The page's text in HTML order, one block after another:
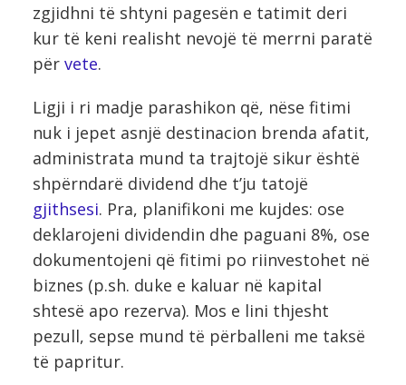
zgjidhni të shtyni pagesën e tatimit deri
kur të keni realisht nevojë të merrni paratë
për vete.
Ligji i ri madje parashikon që, nëse fitimi
nuk i jepet asnjë destinacion brenda afatit,
administrata mund ta trajtojë sikur është
shpërndarë dividend dhe t’ju tatojë
gjithsesi. Pra, planifikoni me kujdes: ose
deklarojeni dividendin dhe paguani 8%, ose
dokumentojeni që fitimi po riinvestohet në
biznes (p.sh. duke e kaluar në kapital
shtesë apo rezerva). Mos e lini thjesht
pezull, sepse mund të përballeni me taksë
të papritur.